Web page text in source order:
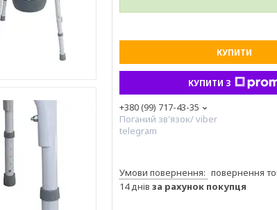
КУПИТИ
КУПИТИ З
+380 (99) 717-43-35
Поганий зв'язок/ viber
telegram
повернення
14 днів за рахунок покупця